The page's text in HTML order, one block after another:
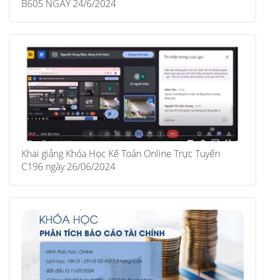
B605 NGÀY 24/6/2024
Khai giảng Khóa Học Kế Toán Online Trực Tuyến
C196 ngày 26/06/2024